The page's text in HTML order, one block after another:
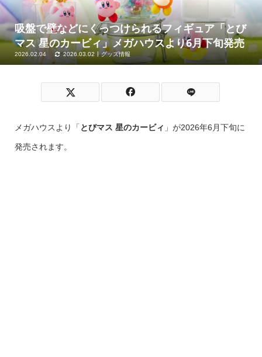
吸盤で壁などにくっつけられるフィギュア「とび
マス 星のカービィ」メガハウスより6月下旬発売
2026.02.04 2026.03.02 グッズ情報
メガハウスより「 とびマス 星のカービィ 」が2026年6月下旬に
発売されます。